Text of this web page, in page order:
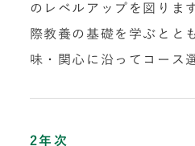
のレベルアップを図りま
際教養の基礎を学ぶとと
味・関心に沿ってコース
2年次